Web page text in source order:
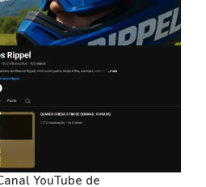
YouTube de